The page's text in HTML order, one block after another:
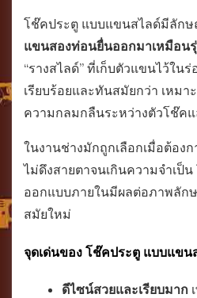
โช๊คประตู แบบแขนสไลด์มีลัก
แขนสองท่อนยื่นออกมาเหมือน
“รางสไลด์” ที่เก็บตัวแขนไว้ใน
เรียบร้อยและทันสมัยกว่า เหมา
ความกลมกลืนระหว่างตัวโช๊ค
ในงานช่างมักถูกเลือกเมื่อต้อง
ไม่ดึงสายตาจนเกินความจำเป็
ออกแบบภายในมีผลต่อภาพลัก
สมัยใหม่
จุดเด่นของ โช๊คประตู แบบแขน
ดีไซน์สวยและเรียบมาก